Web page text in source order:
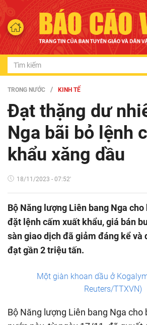
TRONG NƯỚC KINH TẾ
Đạt thặng dư
Nga bãi bỏ lệnh
khẩu xăng dầu
18/11/2023 - 07:52'
Bộ Năng lượng Liên bang Nga
đặt lệnh cấm xuất khẩu, giá bán
sàn giao dịch đã giảm đáng kể và
đạt gần 2 triệu tấn.
Một giàn khoan dầu ở
Reuters/TTXVN)
Bộ Năng lượng Liên bang Nga cho